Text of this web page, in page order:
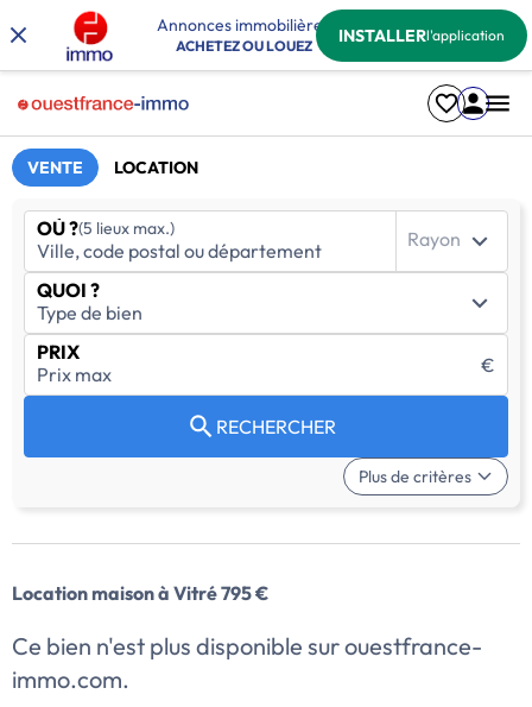
Annonces immobilières
ACHETEZ OU LOUEZ INSTALLERl'application
VENTE LOCATION
OÙ ?(5 lieux max.) Rayon
QUOI ?
PRIX
€
RECHERCHER
Plus de critères
Location maison à Vitré 795 €
Ce bien n'est plus disponible sur ouestfrance-
immo.com.